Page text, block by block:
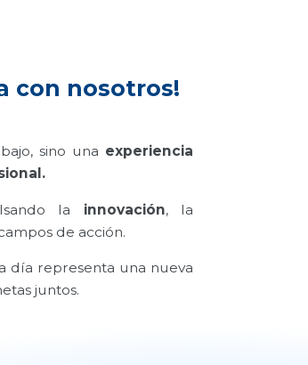
con nosotros!
sino una experiencia
la innovación, la
de acción.
día representa una nueva
juntos.